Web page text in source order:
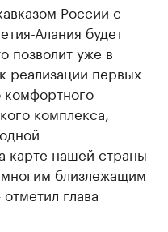
России с
Алания будет
позволит уже в
реализации первых
комплекса,
карте нашей страны
многим близлежащим
глава